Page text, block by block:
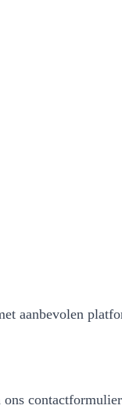
aanbevolen